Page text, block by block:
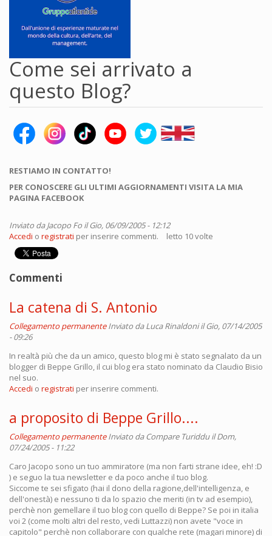
Come sei arrivato a
questo Blog?
RESTIAMO IN CONTATTO!
PER CONOSCERE GLI ULTIMI AGGIORNAMENTI VISITA LA MIA
PAGINA FACEBOOK
Inviato daJacopo Fo il Gio, 06/09/2005 - 12:12
Accedi o registrati per inserire commenti. letto 10 volte
Commenti
La catena di S. Antonio
Collegamento permanente Inviato daLuca Rinaldoniil Gio, 07/14/2005
- 09:26
In realtà più che da un amico, questo blog mi è stato segnalato da un
blogger di Beppe Grillo, il cui blog era stato nominato da Claudio Bisio
nel suo.
Accedi o registrati per inserire commenti.
a proposito di Beppe Grillo....
Collegamento permanente Inviato daCompare Turidduil Dom,
07/24/2005 - 11:22
Caro Jacopo sono un tuo ammiratore (ma non farti strane idee, eh! :D
) e seguo la tua newsletter e da poco anche il tuo blog.
Siccome te sei sfigato (hai il dono della ragione,dell'intelligenza, e
dell'onestà) e nessuno ti da lo spazio che meriti (in tv ad esempio),
perchè non gemellare il tuo blog con quello di Beppe? Se poi in italia
voi 2 (come molti altri del resto, vedi Luttazzi) non avete "voce in
capitolo" perchè non collaborare con qualche rete (magari minore) di